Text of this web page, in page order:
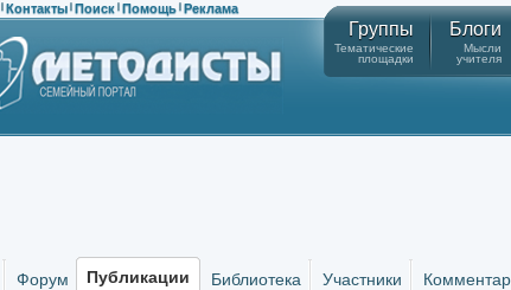
| Контакты | Поиск | Помощь | Реклама
Группы
Тематические
площадки
Блоги
Мысли
учителя
Форум Публикации Библиотека Участники